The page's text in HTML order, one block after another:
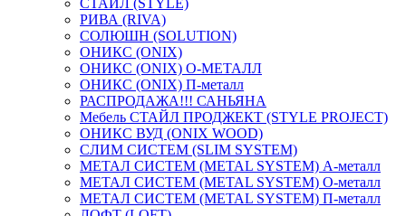
СТАЙЛ (STYLE)
РИВА (RIVA)
СОЛЮШН (SOLUTION)
ОНИКС (ONIX)
ОНИКС (ONIX) O-МЕТАЛЛ
ОНИКС (ONIX) П-металл
РАСПРОДАЖА!!! САНЬЯНА
Мебель СТАЙЛ ПРОДЖЕКТ (STYLE PROJECT)
ОНИКС ВУД (ONIX WOOD)
СЛИМ СИСТЕМ (SLIM SYSTEM)
МЕТАЛ СИСТЕМ (METAL SYSTEM) А-металл
МЕТАЛ СИСТЕМ (METAL SYSTEM) О-металл
МЕТАЛ СИСТЕМ (METAL SYSTEM) П-металл